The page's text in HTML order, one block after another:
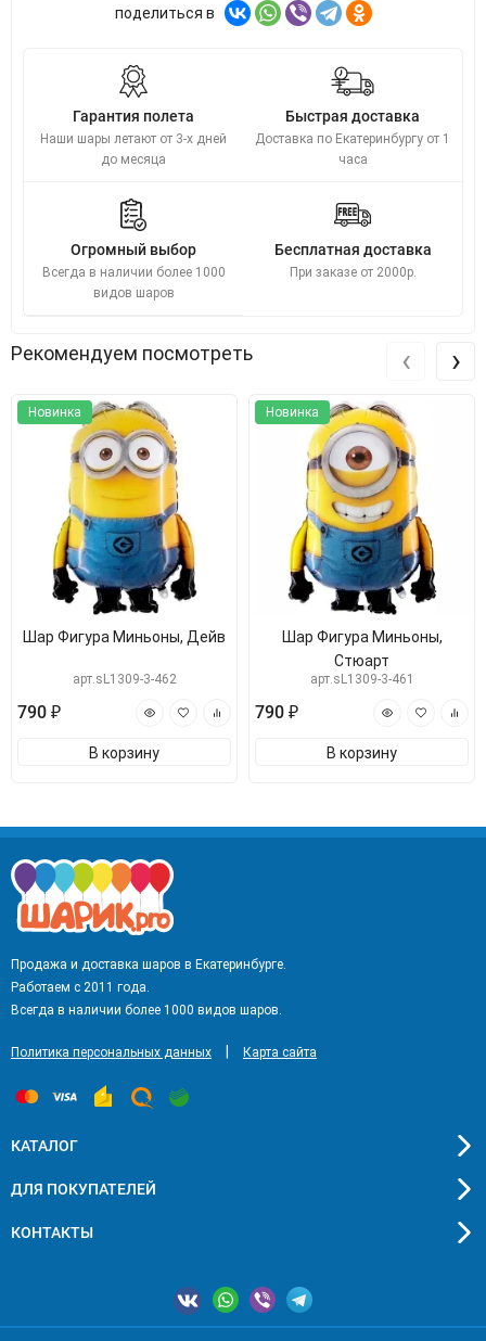
поделиться в
Гарантия полета
Наши шары летают от 3-х дней
до месяца
Быстрая доставка
Доставка по Екатеринбургу от 1
часа
Огромный выбор
Всегда в наличии более 1000
видов шаров
Бесплатная доставка
При заказе от 2000р.
Рекомендуем посмотреть
Новинка
Шар Фигура Миньоны, Дейв
арт.sL1309-3-462
790 ₽
В корзину
Новинка
Шар Фигура Миньоны,
Стюарт
арт.sL1309-3-461
790 ₽
В корзину
‹ ›
Продажа и доставка шаров в Екатеринбурге.
Работаем с 2011 года.
Всегда в наличии более 1000 видов шаров.
Политика персональных данных Карта сайта
КАТАЛОГ
ДЛЯ ПОКУПАТЕЛЕЙ
КОНТАКТЫ